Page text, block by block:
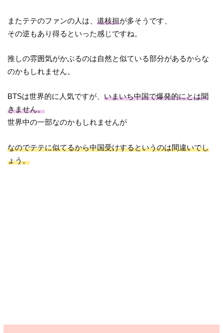
またテテのファンの人は、道枝担が多そうです、
その逆もあり得るといった感じですね。
推しの雰囲気がかぶるのは自然と似ている部分があるからな
のかもしれません。
BTSは世界的に人気ですが、いまいち中国で爆発的にとは聞
きません。
世界中の一部なのかもしれませんが
なのでテテに似てるから中国受けするというのは間違いでし
ょう。